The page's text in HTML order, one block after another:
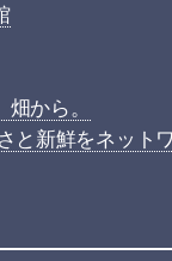
から。
と新鮮をネット